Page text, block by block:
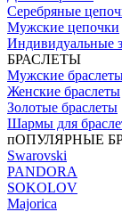
Серебряные
Мужские цепочки
Индивидуальные
БРАСЛЕТЫ
Мужские
Женские браслеты
Золотые браслеты
Шармы для
пОПУЛЯРНЫЕ
Swarovski
PANDORA
SOKOLOV
Majorica